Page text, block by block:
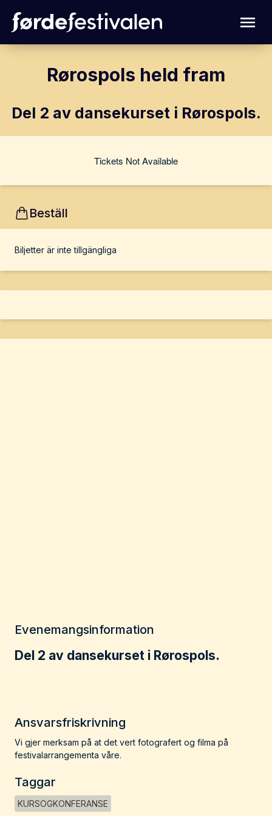
Rørospols held fram
Del 2 av dansekurset i Rørospols.
Tickets Not Available
Beställ
Biljetter är inte tillgängliga
Evenemangsinformation
Del 2 av dansekurset i Rørospols.
Ansvarsfriskrivning
Vi gjer merksam på at det vert fotografert og filma på
festivalarrangementa våre.
Taggar
KURSOGKONFERANSE